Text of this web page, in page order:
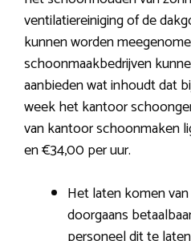
ventilatiereiniging of de
kunnen worden
schoonmaakbedrijven
aanbieden wat inhoudt dat
week het kantoor
van kantoor schoonmaken
en €34,00 per uur.
Het laten komen
doorgaans